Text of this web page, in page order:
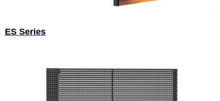
ES Series